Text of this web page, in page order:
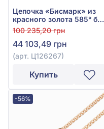
Цепочка «Бисмарк» из
красного золота 585° без
вставки, арт. Ц126267
100 235,20 грн
44 103,49 грн
(арт. Ц126267)
Купить
-56%